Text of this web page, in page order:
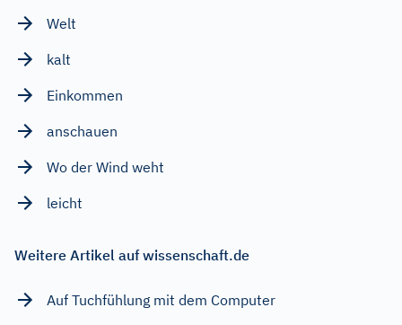
Welt
kalt
Einkommen
anschauen
Wo der Wind weht
leicht
Weitere Artikel auf wissenschaft.de
Auf Tuchfühlung mit dem Computer